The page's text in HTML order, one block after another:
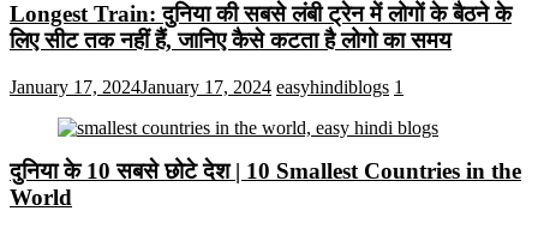
Longest Train: दुनिया की सबसे लंबी ट्रेन में लोगों के बैठने के
लिए सीट तक ​​नहीं हैं, जानिए कैसे कटता है लोगो का समय
January 17, 2024January 17, 2024 easyhindiblogs 1
दुनिया के 10 सबसे छोटे देश | 10 Smallest Countries in the
World